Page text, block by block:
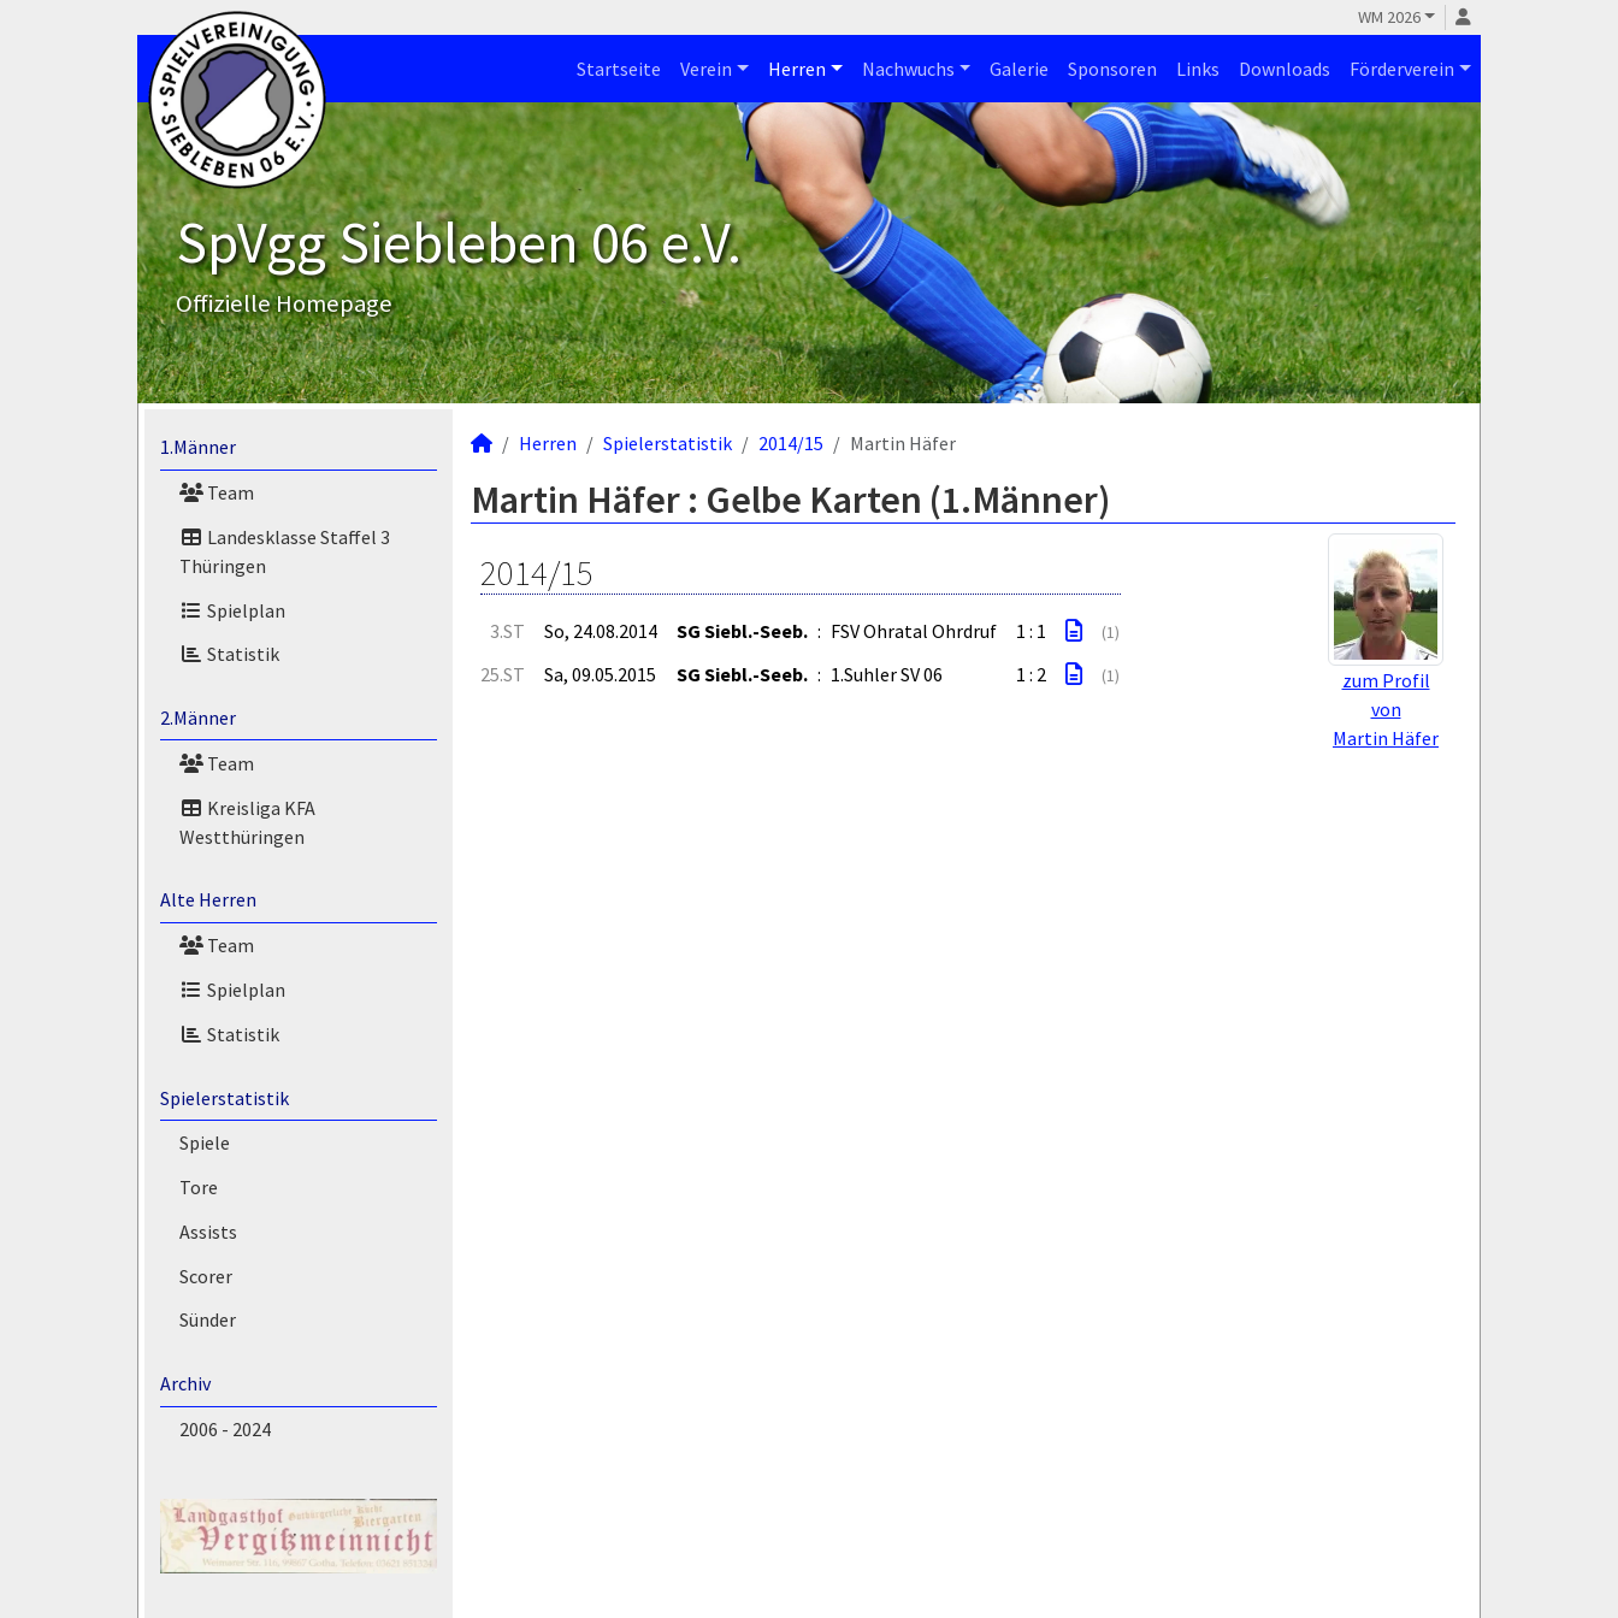
WM 2026
Startseite Verein Herren Nachwuchs Galerie Sponsoren Links Downloads Förderverein
SpVgg Siebleben 06 e.V.
Offizielle Homepage
1.Männer
Team
Landesklasse Staffel 3
Thüringen
Spielplan
Statistik
2.Männer
Team
Kreisliga KFA
Westthüringen
Alte Herren
Team
Spielplan
Statistik
Spielerstatistik
Spiele
Tore
Assists
Scorer
Sünder
Archiv
2006 - 2024
Herren Spielerstatistik 2014/15 Martin Häfer
Martin Häfer : Gelbe Karten (1.Männer)
zum Profil
von
Martin Häfer
2014/15
3.ST So, 24.08.2014 SG Siebl.-Seeb. : FSV Ohratal Ohrdruf 1 : 1 (1)
25.ST Sa, 09.05.2015 SG Siebl.-Seeb. : 1.Suhler SV 06 1 : 2 (1)